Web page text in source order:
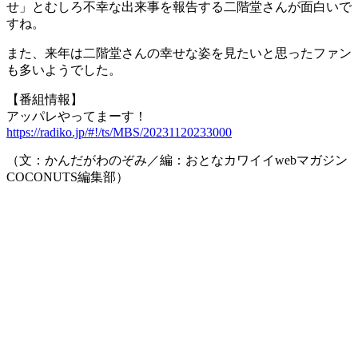
せ」とむしろ不幸な出来事を報告する二階堂さんが面白いで
すね。
また、来年は二階堂さんの幸せな姿を見たいと思ったファン
も多いようでした。
【番組情報】
アッパレやってまーす！
https://radiko.jp/#!/ts/MBS/20231120233000
（文：かんだがわのぞみ／編：おとなカワイイwebマガジン
COCONUTS編集部）